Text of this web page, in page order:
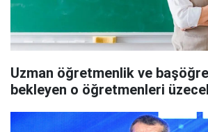
Uzman öğretmenlik ve
bekleyen o öğretmenleri